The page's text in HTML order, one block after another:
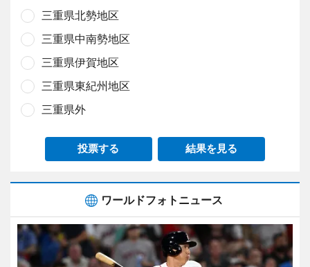
三重県北勢地区
三重県中南勢地区
三重県伊賀地区
三重県東紀州地区
三重県外
投票する 結果を見る
ワールドフォトニュース